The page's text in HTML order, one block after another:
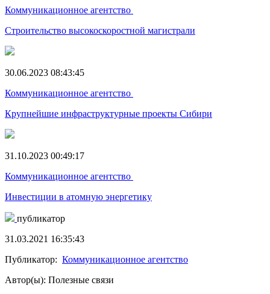
Коммуникационное агентство
Строительство высокоскоростной магистрали
30.06.2023 08:43:45
Коммуникационное агентство
Крупнейшие инфраструктурные проекты Сибири
31.10.2023 00:49:17
Коммуникационное агентство
Инвестиции в атомную энергетику
публикатор
31.03.2021 16:35:43
Публикатор: Коммуникационное агентство
Автор(ы): Полезные связи